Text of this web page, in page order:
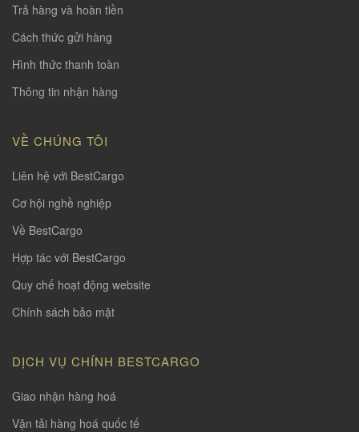
Trả hàng và hoàn tiền
Cách thức gửi hàng
Hình thức thanh toàn
Thông tin nhận hàng
VỀ CHÚNG TÔI
Liên hệ với BestCargo
Cơ hội nghề nghiệp
Về BestCargo
Hợp tác với BestCargo
Quy chế hoạt động website
Chính sách bảo mật
DỊCH VỤ CHÍNH BESTCARGO
Giao nhận hàng hoá
Vận tải hàng hoá quốc tế